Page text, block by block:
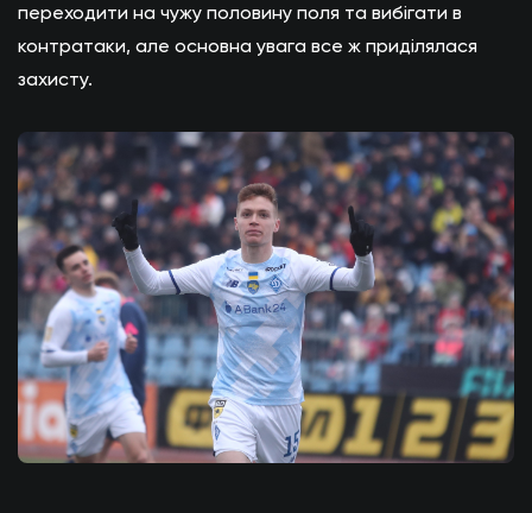
переходити на чужу половину поля та вибігати в
контратаки, але основна увага все ж приділялася
захисту.